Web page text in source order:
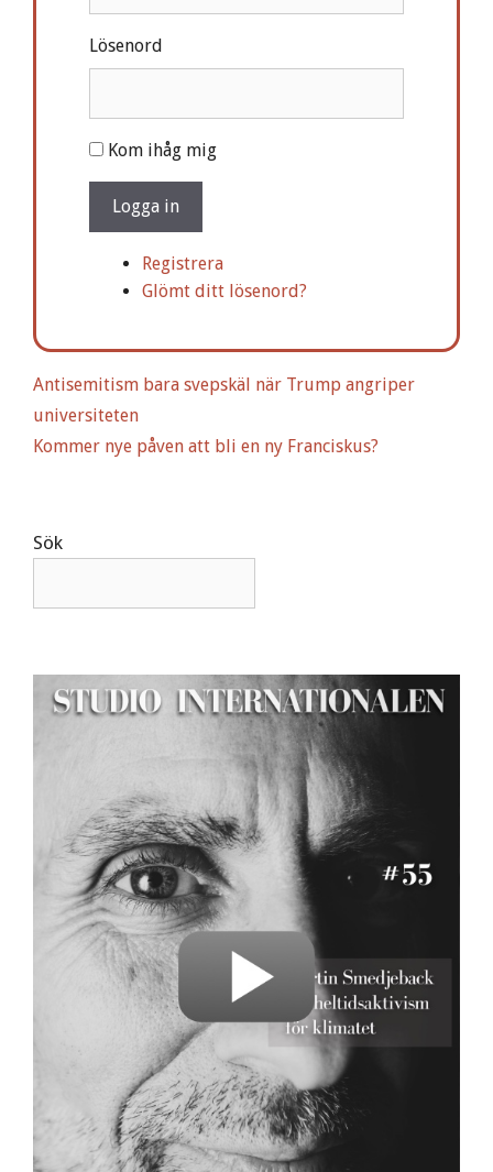
Lösenord
A
l
e
v
e
:
Kom ihåg mig
Logga in
Registrera
Glömt ditt lösenord?
Antisemitism bara svepskäl när Trump angriper
universiteten
Kommer nye påven att bli en ny Franciskus?
Sök